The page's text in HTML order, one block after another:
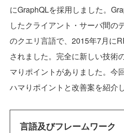
にGraphQLを採用しました。
したクライアント・サーバ間の
のクエリ言語で、2015年7月に
されました。完全に新しい技術
マりポイントがありました。今
ハマりポイントと改善案を紹介
言語及びフレームワーク